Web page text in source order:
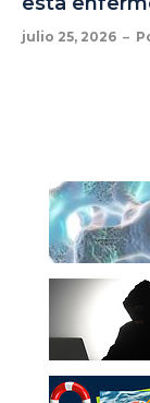
julio 25, 2026